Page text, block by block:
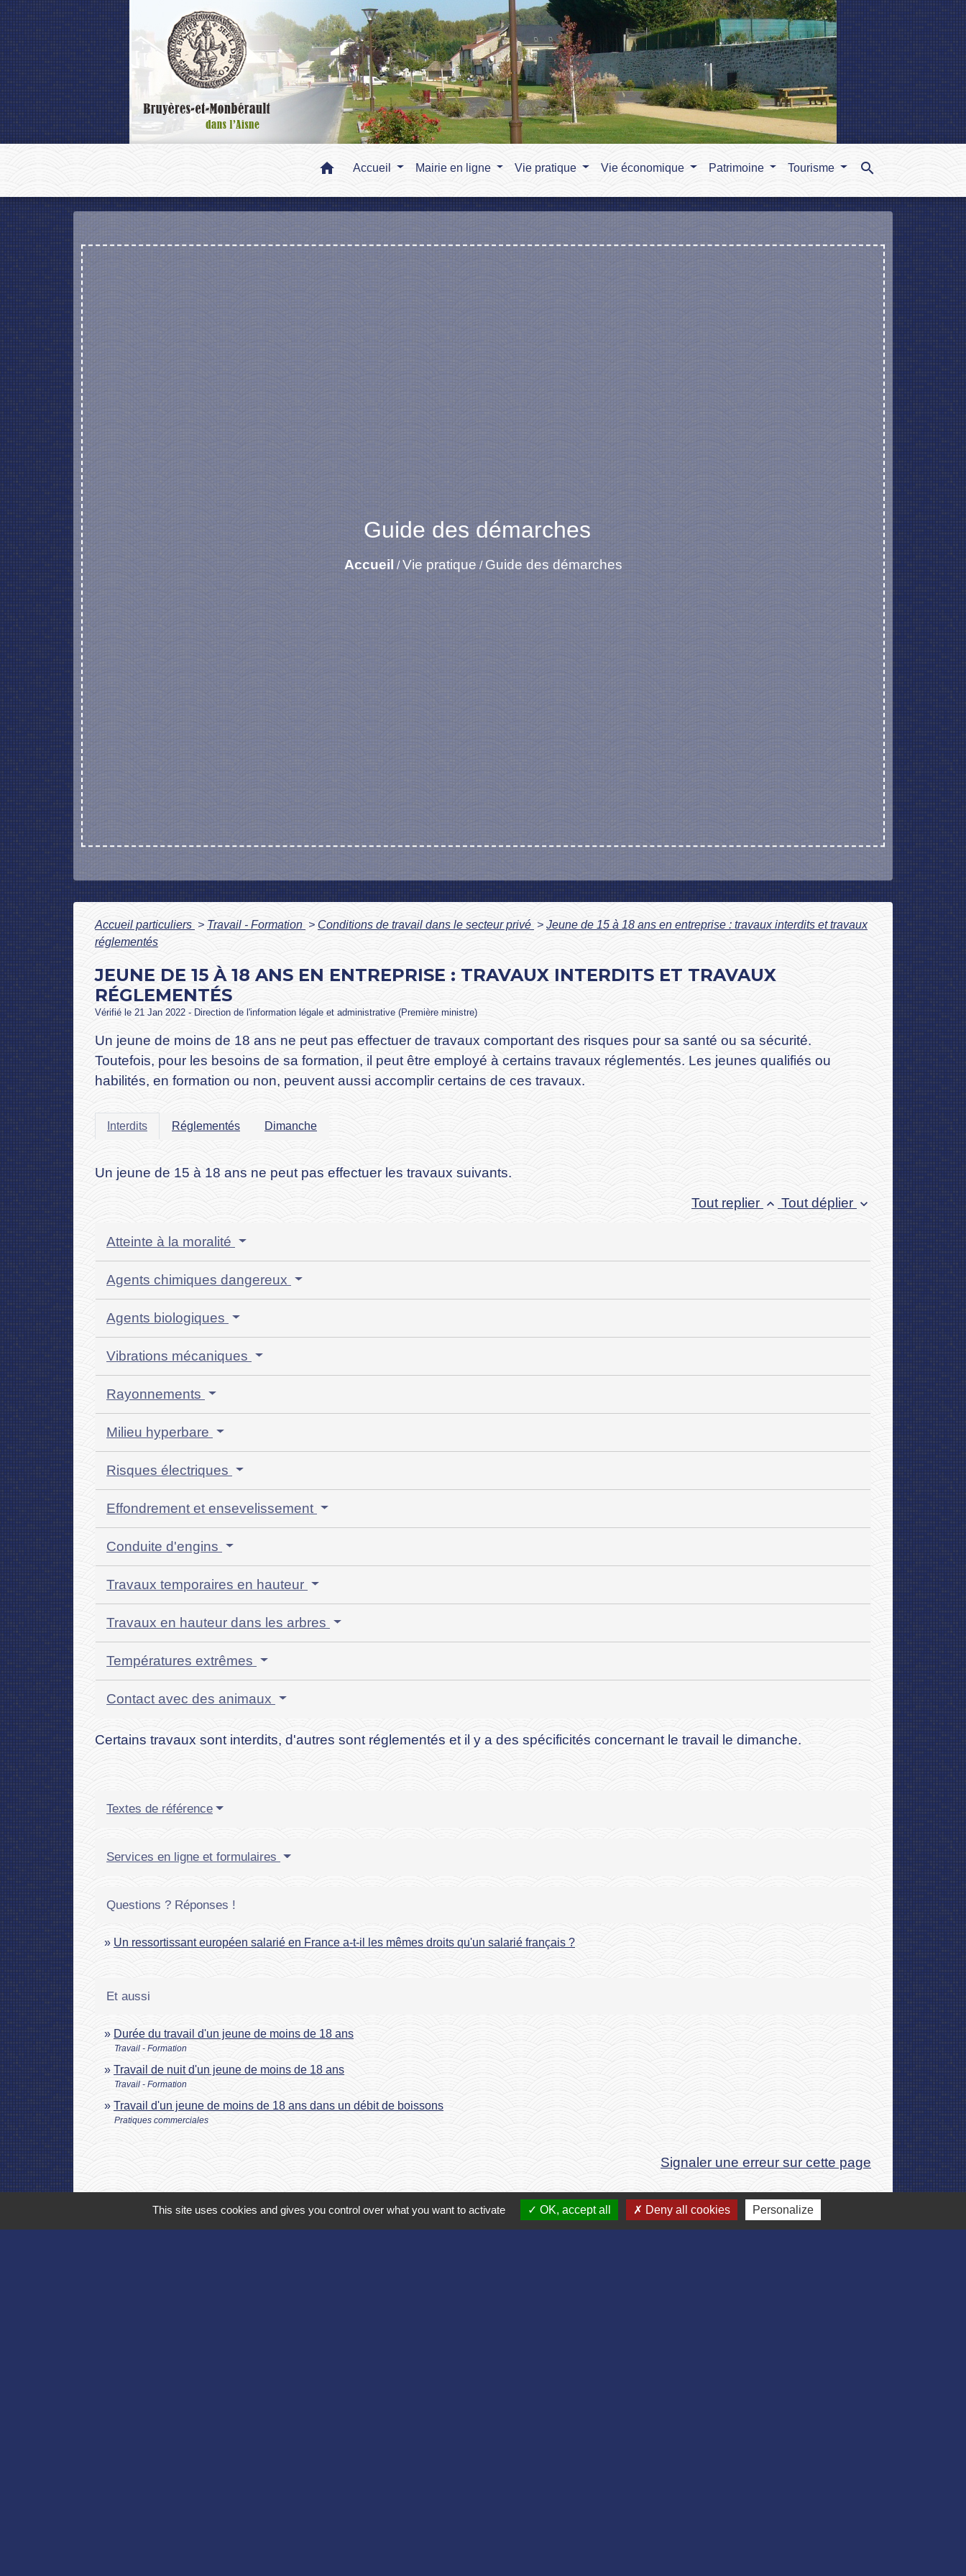
home Accueil Mairie en ligne Vie pratique Vie économique Patrimoine Tourisme search
Guide des démarches
Accueil /Vie pratique / Guide des démarches
Accueil particuliers > Travail - Formation > Conditions de travail dans le secteur privé > Jeune de 15 à 18 ans en entreprise : travaux interdits et travaux
réglementés
JEUNE DE 15 À 18 ANS EN ENTREPRISE : TRAVAUX INTERDITS ET TRAVAUX
RÉGLEMENTÉS
Vérifié le 21 Jan 2022 - Direction de l'information légale et administrative (Première ministre)
Un jeune de moins de 18 ans ne peut pas effectuer de travaux comportant des risques pour sa santé ou sa sécurité.
Toutefois, pour les besoins de sa formation, il peut être employé à certains travaux réglementés. Les jeunes qualifiés ou
habilités, en formation ou non, peuvent aussi accomplir certains de ces travaux.
Interdits Réglementés Dimanche
Un jeune de 15 à 18 ans ne peut pas effectuer les travaux suivants.
Tout replier keyboard_arrow_up Tout déplier keyboard_arrow_down
Atteinte à la moralité
Agents chimiques dangereux
Agents biologiques
Vibrations mécaniques
Rayonnements
Milieu hyperbare
Risques électriques
Effondrement et ensevelissement
Conduite d'engins
Travaux temporaires en hauteur
Travaux en hauteur dans les arbres
Températures extrêmes
Contact avec des animaux
Certains travaux sont interdits, d'autres sont réglementés et il y a des spécificités concernant le travail le dimanche.
Textes de référence
Services en ligne et formulaires
Questions ? Réponses !
Un ressortissant européen salarié en France a-t-il les mêmes droits qu'un salarié français ?
Et aussi
Durée du travail d'un jeune de moins de 18 ans
Travail - Formation
Travail de nuit d'un jeune de moins de 18 ans
Travail - Formation
Travail d'un jeune de moins de 18 ans dans un débit de boissons
Pratiques commerciales
Signaler une erreur sur cette page
This site uses cookies and gives you control over what you want to activate OK, accept all Deny all cookies Personalize